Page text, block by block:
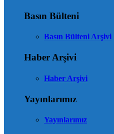
Basın Bülteni
Basın Bülteni Arşivi
Haber Arşivi
Haber Arşivi
Yayınlarımız
Yayınlarımız